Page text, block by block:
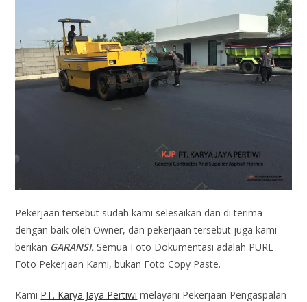
Pekerjaan tersebut sudah kami selesaikan dan di terima
dengan baik oleh Owner, dan pekerjaan tersebut juga kami
berikan GARANSI.Semua Foto Dokumentasi adalah PURE
Foto Pekerjaan Kami, bukan Foto Copy Paste.
Kami PT. Karya Jaya Pertiwi melayani Pekerjaan Pengaspalan